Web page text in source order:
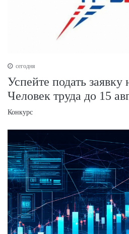
сегодня
Успейте подать
Человек труда до 15
Конкурс